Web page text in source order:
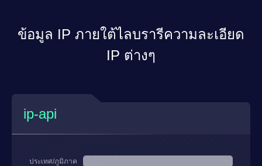
ข้อมูล IP ภายใต้ไลบรารีความละเอียด
IP ต่างๆ
ip-api
ประเทศ/ภูมิภาค